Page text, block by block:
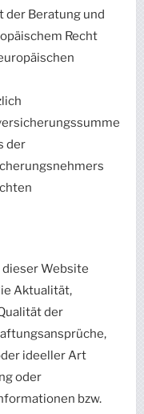
der Beratung und
Recht
der
Website
Aktualität,
der
ideeller Art
oder
bzw.